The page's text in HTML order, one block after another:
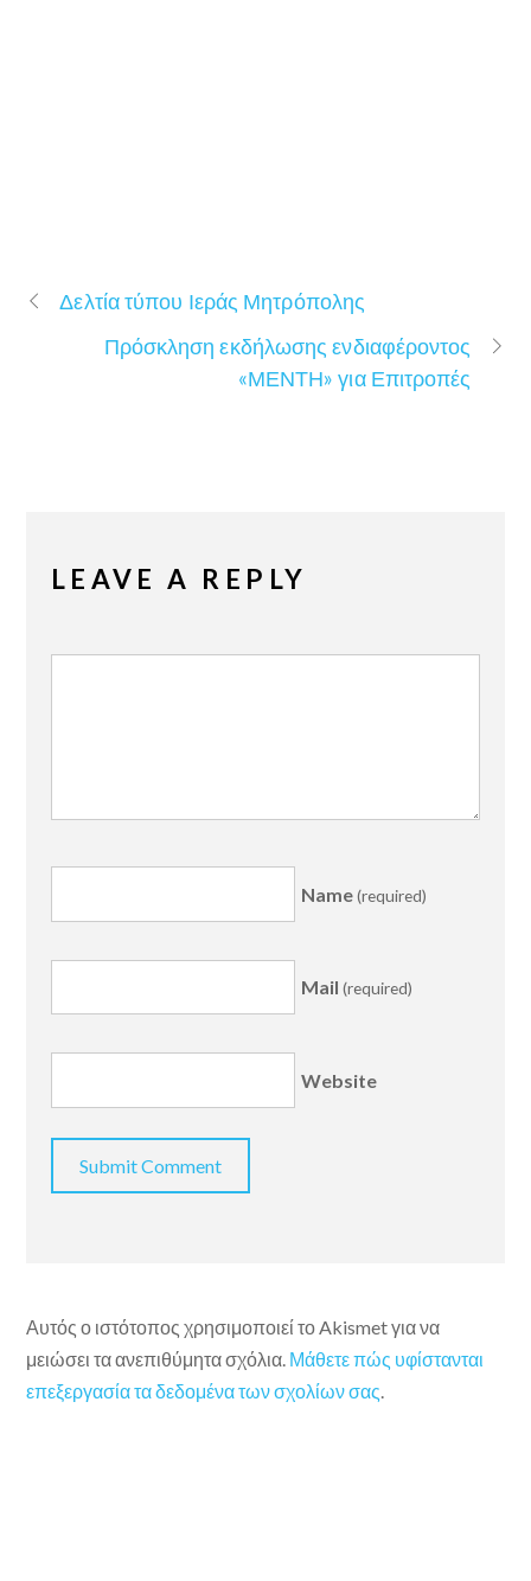
Δελτία τύπου Ιεράς Μητρόπολης
Πρόσκληση εκδήλωσης ενδιαφέροντος
«ΜΕΝΤΗ» για Επιτροπές
LEAVE A REPLY
Name(required)
Mail (required)
Website
Αυτός ο ιστότοπος χρησιμοποιεί το Akismet για να
μειώσει τα ανεπιθύμητα σχόλια. Μάθετε πώς υφίστανται
επεξεργασία τα δεδομένα των σχολίων σας.